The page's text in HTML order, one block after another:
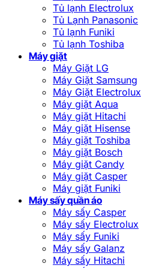
Tủ lạnh Electrolux
Tủ Lạnh Panasonic
Tủ lạnh Funiki
Tủ lạnh Toshiba
Máy giặt
Máy Giặt LG
Máy Giặt Samsung
Máy Giặt Electrolux
Máy giặt Aqua
Máy giặt Hitachi
Máy giặt Hisense
Máy giặt Toshiba
Máy giặt Bosch
Máy giặt Candy
Máy giặt Casper
Máy giặt Funiki
Máy sấy quần áo
Máy sấy Casper
Máy sấy Electrolux
Máy sấy Funiki
Máy sấy Galanz
Máy sấy Hitachi